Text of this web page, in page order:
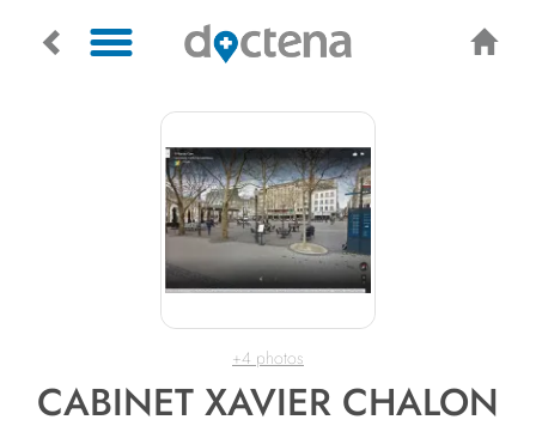
+4 photos
CABINET XAVIER CHALON